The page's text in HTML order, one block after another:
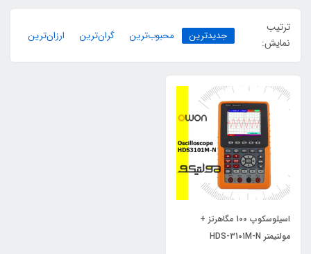
ترتیب
نمایش:
جدیدترین محبوب‌ترین گران‌ترین ارزان‌ترین
اسیلوسکوپ 100 مگاهرتز +
مولتیمتر HDS-3101M-N